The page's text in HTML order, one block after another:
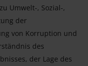
Umwelt-, Sozial-,
der
von Korruption und
des
der Lage des